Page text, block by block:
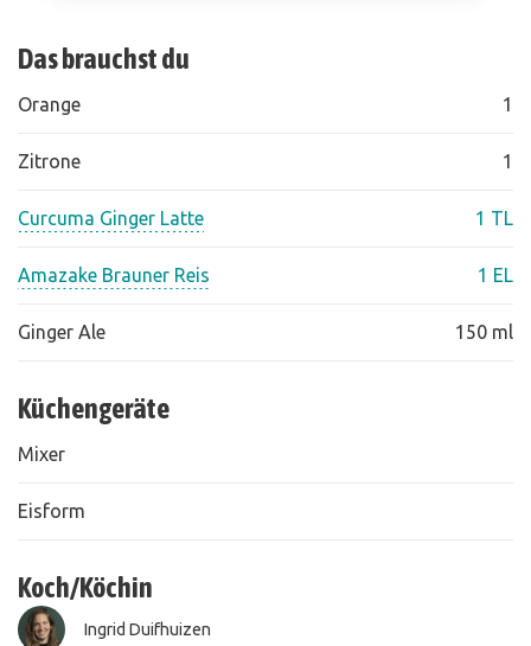
Das brauchst du
Orange 1
Zitrone 1
Curcuma Ginger Latte 1 TL
Amazake Brauner Reis 1 EL
Ginger Ale 150 ml
Küchengeräte
Mixer
Eisform
Koch/Köchin
Ingrid Duifhuizen